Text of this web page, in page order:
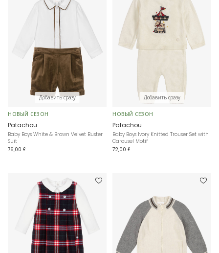
Добавить сразу
НОВЫЙ СЕЗОН
Patachou
Baby Boys White & Brown Velvet Buster
Suit
76,00 £
Добавить сразу
НОВЫЙ СЕЗОН
Patachou
Baby Boys Ivory Knitted Trouser Set with
Carousel Motif
72,00 £